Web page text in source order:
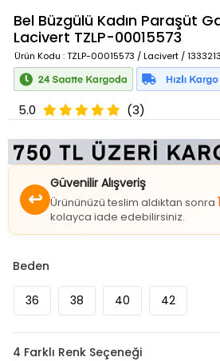
Bel Büzgülü Kadın Paraşüt
Lacivert TZLP-00015573
Ürün Kodu : TZLP-00015573 / Lacivert / 1333213
5.0 (3)
↩
Güvenilir Alışveriş
Ürününüzü teslim aldıktan sonra
kolayca iade edebilirsiniz.
Beden
36 38 40 42
4 Farklı Renk Seçeneği